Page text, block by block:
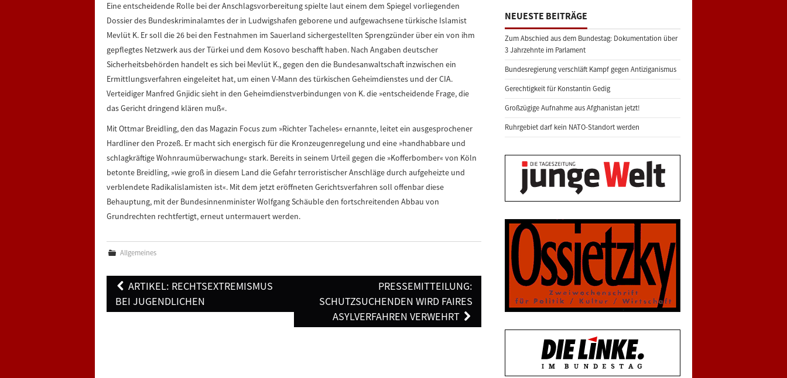
Eine entscheidende Rolle bei der Anschlagsvorbereitung spielte laut einem dem Spiegel vorliegenden
Dossier des Bundeskriminalamtes der in Ludwigshafen geborene und aufgewachsene türkische Islamist
Mevlüt K. Er soll die 26 bei den Festnahmen im Sauerland sichergestellten Sprengzünder über ein von ihm
gepflegtes Netzwerk aus der Türkei und dem Kosovo beschafft haben. Nach Angaben deutscher
Sicherheitsbehörden handelt es sich bei Mevlüt K., gegen den die Bundesanwaltschaft inzwischen ein
Ermittlungsverfahren eingeleitet hat, um einen V-Mann des türkischen Geheimdienstes und der CIA.
Verteidiger Man­fred Gnjidic sieht in den Geheimdienstverbindungen von K. die »entscheidende Frage, die
das Gericht dringend klären muß«.
Mit Ottmar Breidling, den das Magazin Focus zum »Richter Tacheles« ernannte, leitet ein ausgesprochener
Hardliner den Prozeß. Er macht sich energisch für die Kronzeugenregelung und eine »handhabbare und
schlagkräftige Wohnraumüberwachung« stark. Bereits in seinem Urteil gegen die »Kofferbomber« von Köln
betonte Breidling, »wie groß in diesem Land die Gefahr terroristischer Anschläge durch aufgeheizte und
verblendete Radikalislamisten ist«. Mit dem jetzt eröffneten Gerichtsverfahren soll offenbar diese
Behauptung, mit der Bundesinnenminister Wolfgang Schäuble den fortschreitenden Abbau von
Grundrechten rechtfertigt, erneut untermauert werden.
Allgemeines
Post
navigation
ARTIKEL: RECHTSEXTREMISMUS
BEI JUGENDLICHEN
PRESSEMITTEILUNG:
SCHUTZSUCHENDEN WIRD FAIRES
ASYLVERFAHREN VERWEHRT
NEUESTE BEITRÄGE
Zum Abschied aus dem Bundestag: Dokumentation über
3 Jahrzehnte im Parlament
Bundesregierung verschläft Kampf gegen Antiziganismus
Gerechtigkeit für Konstantin Gedig
Großzügige Aufnahme aus Afghanistan jetzt!
Ruhrgebiet darf kein NATO-Standort werden